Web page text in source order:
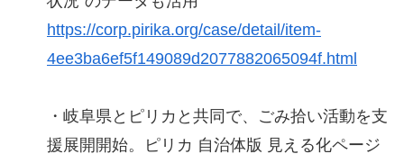
https://corp.pirika.org/case/detail/item-
4ee3ba6ef5f149089d2077882065094f.html
・岐阜県とピリカと共同で、ごみ拾い活動を支
援展開開始。ピリカ 自治体版 見える化ページ